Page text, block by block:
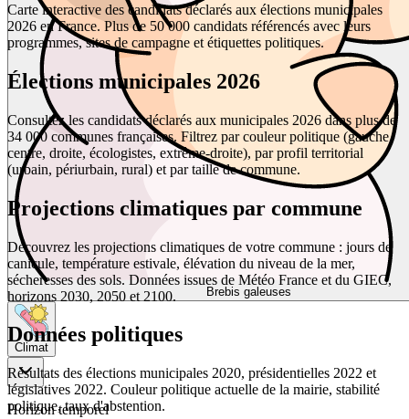
Brebis galeuses
Climat
Horizon temporel
Carte interactive des candidats déclarés aux élections municipales
2026 en France. Plus de 50 000 candidats référencés avec leurs
programmes, sites de campagne et étiquettes politiques.
Élections municipales 2026
Consultez les candidats déclarés aux municipales 2026 dans plus de
34 000 communes françaises. Filtrez par couleur politique (gauche,
centre, droite, écologistes, extrême-droite), par profil territorial
(urbain, périurbain, rural) et par taille de commune.
Projections climatiques par commune
Découvrez les projections climatiques de votre commune : jours de
canicule, température estivale, élévation du niveau de la mer,
sécheresses des sols. Données issues de Météo France et du GIEC,
horizons 2030, 2050 et 2100.
Données politiques
Résultats des élections municipales 2020, présidentielles 2022 et
législatives 2022. Couleur politique actuelle de la mairie, stabilité
politique, taux d'abstention.